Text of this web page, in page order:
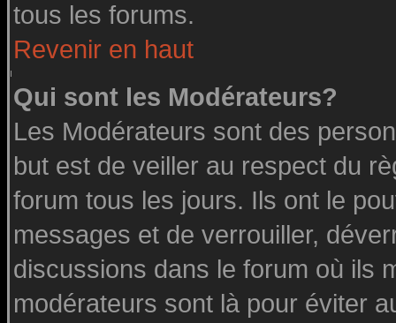
tous les forums.
Revenir en haut
Qui sont les Modérateurs?
Les Modérateurs sont des
but est de veiller au respect du
forum tous les jours. Ils ont le
messages et de verrouiller,
discussions dans le forum où ils
modérateurs sont là pour éviter